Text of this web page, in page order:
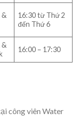
&
16:30 từ Thứ 2
đến Thứ 6
&
16:00 – 17:30
công viên Water